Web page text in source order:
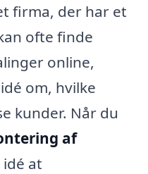
firma, der har et
ofte finde
online,
om, hvilke
kunder. Når du
af
at